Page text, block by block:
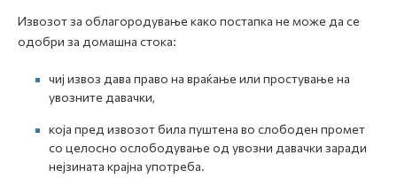
Извозот за облагородување како постапка не може да се
одобри за домашна стока:
чиј извоз дава право на враќање или простување на
увозните давачки,
која пред извозот била пуштена во слободен промет
со целосно ослободување од увозни давачки заради
нејзината крајна употреба.